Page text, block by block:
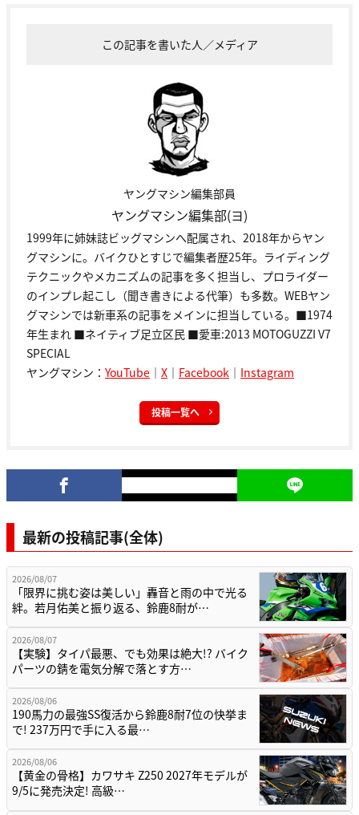
この記事を書いた人／メディア
ヤングマシン編集部員
ヤングマシン編集部(ヨ)
1999年に姉妹誌ビッグマシンへ配属され、2018年からヤン
グマシンに。バイクひとすじで編集者歴25年。ライディング
テクニックやメカニズムの記事を多く担当し、プロライダー
のインプレ起こし（聞き書きによる代筆）も多数。WEBヤン
グマシンでは新車系の記事をメインに担当している。■1974
年生まれ ■ネイティブ足立区民 ■愛車:2013 MOTOGUZZI V7
SPECIAL
ヤングマシン： YouTube ｜ X ｜ Facebook ｜ Instagram
投稿一覧へ
最新の投稿記事(全体)
2026/08/07
「限界に挑む姿は美しい」轟音と雨の中で光る
絆。若月佑美と振り返る、鈴鹿8耐が…
2026/08/07
【実験】タイパ最悪、でも効果は絶大!? バイク
パーツの錆を電気分解で落とす方…
2026/08/06
190馬力の最強SS復活から鈴鹿8耐7位の快挙ま
で! 237万円で手に入る最…
2026/08/06
【黄金の骨格】カワサキ Z250 2027年モデルが
9/5に発売決定! 高級…